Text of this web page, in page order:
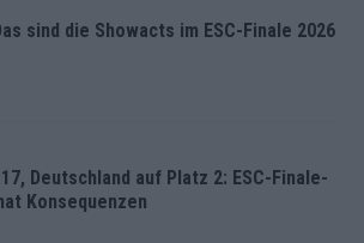
sind die Showacts im ESC-Finale 2026
Deutschland auf Platz 2: ESC-Finale-
Konsequenzen